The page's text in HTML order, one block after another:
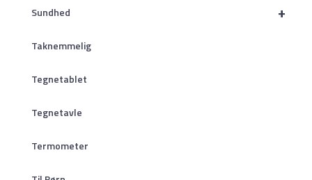
+
Sundhed
Taknemmelig
Tegnetablet
Tegnetavle
Termometer